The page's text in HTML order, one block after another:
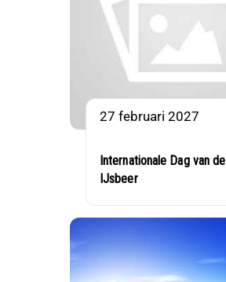
27 februari 2027
Internationale Dag van de
IJsbeer